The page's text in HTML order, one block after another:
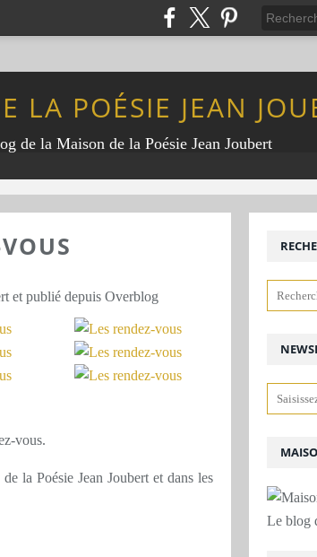
LA POÉSIE JEAN
de la Maison de la Poésie Jean Joubert
et publié depuis Overblog
vous.
la Poésie Jean Joubert et dans les
Le blog